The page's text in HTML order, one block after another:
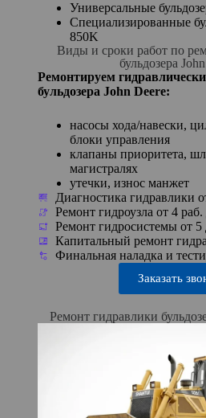
Универсальные
Специализированные
850K
Виды и сроки работ по
бульдозера
Ремонтируем
бульдозера John Deere:
насосы хода/навески,
блоки управления
клапаны приоритета,
магистралях
утечки, износ манжет
Диагностика гидравлики
Ремонт гидроузла от 4 раб.
Ремонт гидросистемы от 5
Капитальный ремонт
Финальная наладка и
Заказать
Ремонт гидравлики